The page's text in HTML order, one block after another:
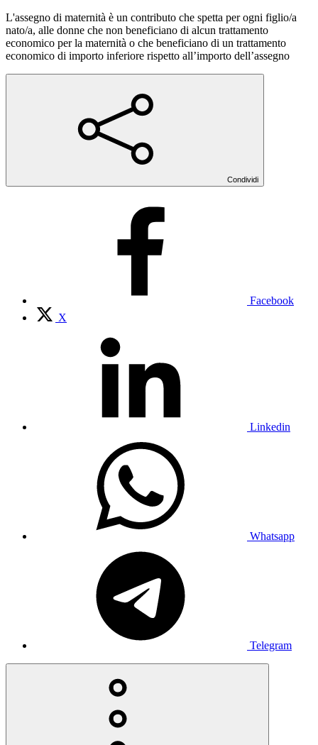
L'assegno di maternità è un contributo che spetta per ogni figlio/a
nato/a, alle donne che non beneficiano di alcun trattamento
economico per la maternità o che beneficiano di un trattamento
economico di importo inferiore rispetto all’importo dell’assegno
Condividi
Facebook
X
Linkedin
Whatsapp
Telegram